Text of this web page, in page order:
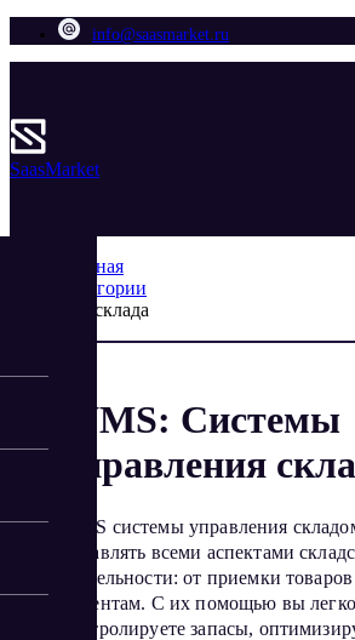
info@saasmarket.ru
SaasMarket
Главная
Категории
Для склада
WMS: Cистемы
управления
WMS системы управления
управлять всеми аспектами
деятельности: от приемки
клиентам. С их помощью вы легко
контролируете запасы,